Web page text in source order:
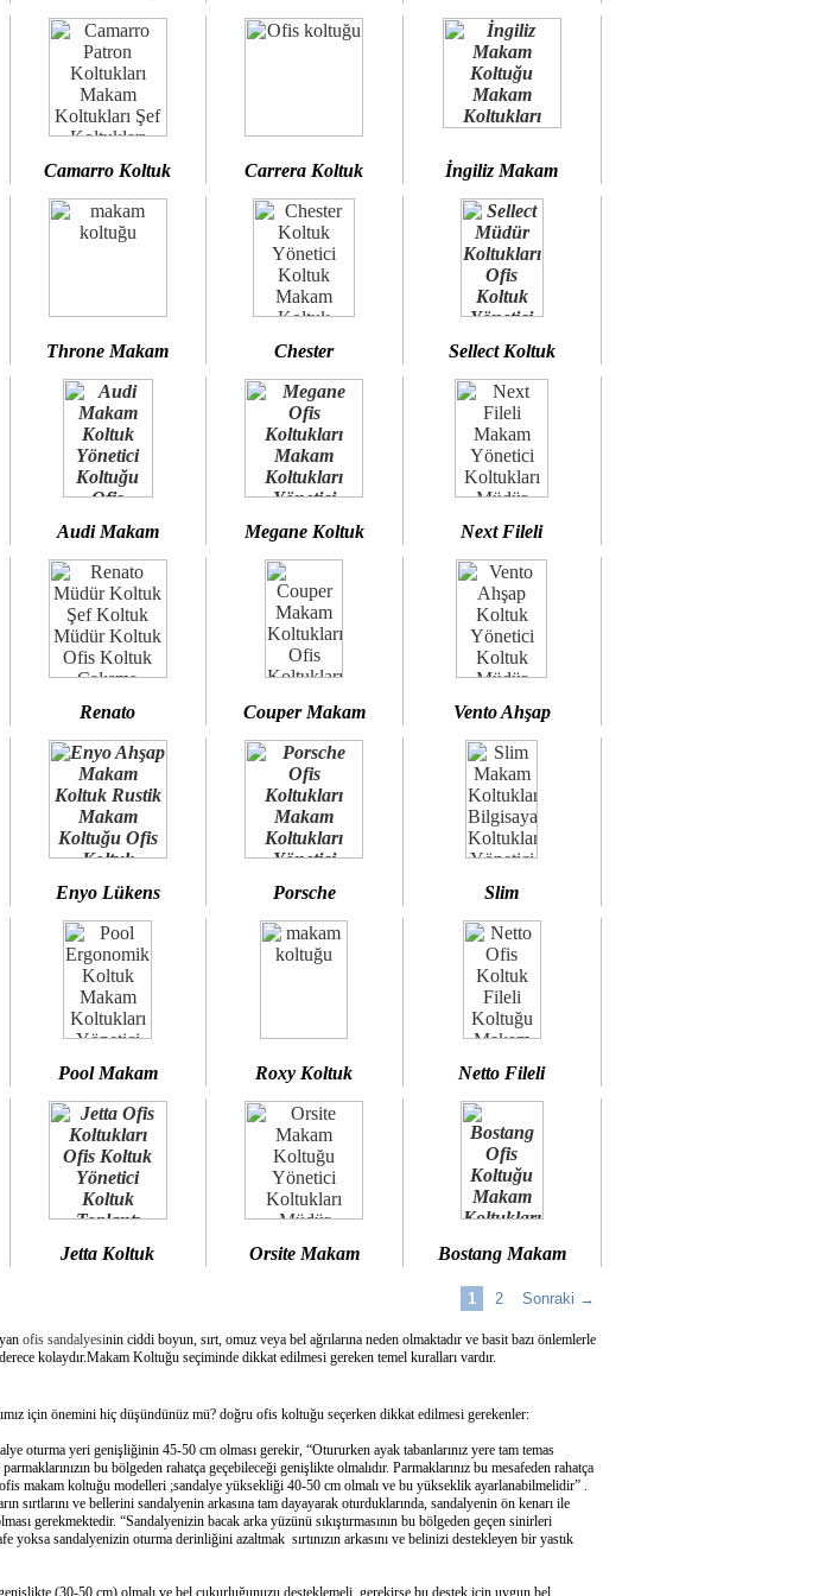
Camarro Koltuk Carrera Koltuk İngiliz Makam
Throne Makam Chester Sellect Koltuk
Audi Makam Megane Koltuk Next Fileli
Renato Couper Makam Vento Ahşap
Enyo Lükens Porsche Slim
Pool Makam Roxy Koltuk Netto Fileli
Jetta Koltuk Orsite Makam Bostang Makam
1 2 Sonraki →
ofis sandalyesinin ciddi boyun, sırt, omuz veya bel ağrılarına neden olmaktadır ve basit bazı önlemlerle
kolaydır.Makam Koltuğu seçiminde dikkat edilmesi gereken temel kuralları vardır.
için önemini hiç düşündünüz mü? doğru ofis koltuğu seçerken dikkat edilmesi gerekenler:
oturma yeri genişliğinin 45-50 cm olması gerekir, “Otururken ayak tabanlarınız yere tam temas
bu bölgeden rahatça geçebileceği genişlikte olmalıdır. Parmaklarınız bu mesafeden rahatça
makam koltuğu modelleri ;sandalye yüksekliği 40-50 cm olmalı ve bu yükseklik ayarlanabilmelidir” .
ve bellerini sandalyenin arkasına tam dayayarak oturduklarında, sandalyenin ön kenarı ile
gerekmektedir. “Sandalyenizin bacak arka yüzünü sıkıştırmasının bu bölgeden geçen sinirleri
yoksa sandalyenizin oturma derinliğini azaltmak sırtınızın arkasını ve belinizi destekleyen bir yastık
(30-50 cm) olmalı ve bel çukurluğunuzu desteklemeli, gerekirse bu destek için uygun bel